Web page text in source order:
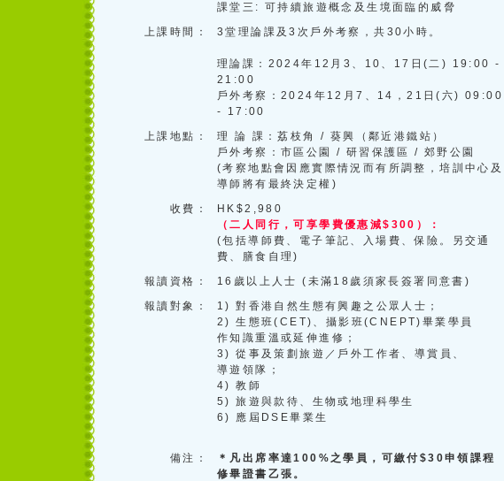
課堂三: 可持續旅遊概念及生境面臨的威脅
上課時間：
3堂理論課及3次戶外考察，共30小時。
理論課：2024年12月3、10、17日(二) 19:00 -
21:00
戶外考察：2024年12月7、14，21日(六) 09:00
- 17:00
上課地點：
理 論 課：荔枝角 / 葵興（鄰近港鐵站）
戶外考察：市區公園 / 研習保護區 / 郊野公園
(考察地點會因應實際情況而有所調整，培訓中心及
導師將有最終決定權)
收費：
HK$2,980
（二人同行，可享學費優惠減$300）：
(包括導師費、電子筆記、入場費、保險。另交通
費、膳食自理)
報讀資格：
16歲以上人士 (未滿18歲須家長簽署同意書)
報讀對象：
1) 對香港自然生態有興趣之公眾人士；
2) 生態班(CET)、攝影班(CNEPT)畢業學員
作知識重溫或延伸進修；
3) 從事及策劃旅遊／戶外工作者、導賞員、
導遊領隊；
4) 教師
5) 旅遊與款待、生物或地理科學生
6) 應屆DSE畢業生
備注：
＊凡出席率達100%之學員，可繳付$30申領課程
修畢證書乙張。